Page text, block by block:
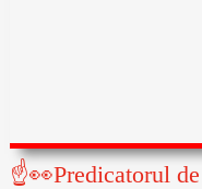
☝👀Predicatorul de